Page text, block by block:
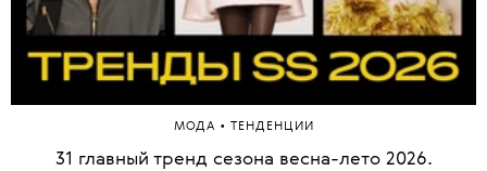
МОДА • ТЕНДЕНЦИИ
31 главный тренд сезона весна-лето 2026.